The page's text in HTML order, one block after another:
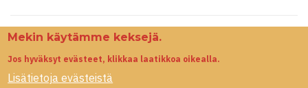
Mekin käytämme keksejä.
Jos hyväksyt evästeet, klikkaa laatikkoa oikealla.
Lisätietoja evästeistä